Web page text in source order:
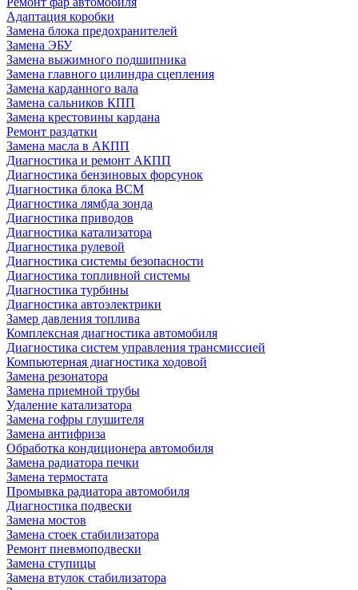
Адаптация коробки
Замена блока предохранителей
Замена ЭБУ
Замена выжимного подшипника
Замена главного цилиндра сцепления
Замена карданного вала
Замена сальников КПП
Замена крестовины кардана
Ремонт раздатки
Замена масла в АКПП
Диагностика и ремонт АКПП
Диагностика бензиновых форсунок
Диагностика блока BCM
Диагностика лямбда зонда
Диагностика приводов
Диагностика катализатора
Диагностика рулевой
Диагностика системы безопасности
Диагностика топливной системы
Диагностика турбины
Диагностика автоэлектрики
Замер давления топлива
Комплексная диагностика автомобиля
Диагностика систем управления трансмиссией
Компьютерная диагностика ходовой
Замена резонатора
Замена приемной трубы
Удаление катализатора
Замена гофры глушителя
Замена антифриза
Обработка кондиционера автомобиля
Замена радиатора печки
Замена термостата
Промывка радиатора автомобиля
Диагностика подвески
Замена мостов
Замена стоек стабилизатора
Ремонт пневмоподвески
Замена ступицы
Замена втулок стабилизатора